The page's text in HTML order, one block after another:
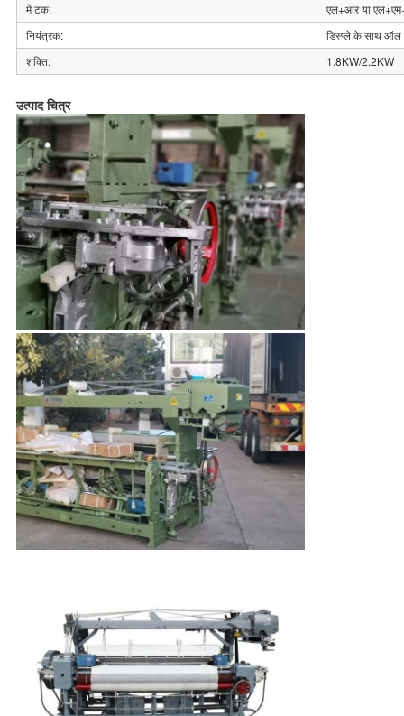
में टक:
एल+आर या
नियंत्रक:
डिस्प्ले के साथ ऑल
शक्ति:
1.8KW/2.2KW
उत्पाद चित्र